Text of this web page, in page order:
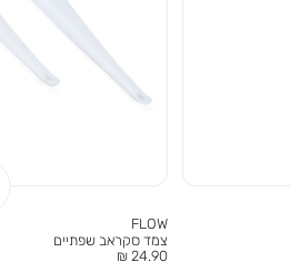
FLOW
צמד סקראב שפתיים
מחיר
24.90 ₪